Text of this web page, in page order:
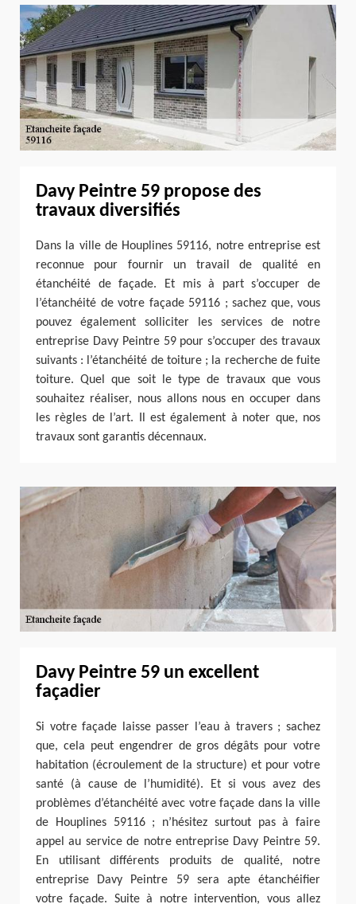
Davy Peintre 59 propose des
travaux diversifiés
Dans la ville de Houplines 59116, notre entreprise est
reconnue pour fournir un travail de qualité en
étanchéité de façade. Et mis à part s’occuper de
l’étanchéité de votre façade 59116 ; sachez que, vous
pouvez également solliciter les services de notre
entreprise Davy Peintre 59 pour s’occuper des travaux
suivants : l’étanchéité de toiture ; la recherche de fuite
toiture. Quel que soit le type de travaux que vous
souhaitez réaliser, nous allons nous en occuper dans
les règles de l’art. Il est également à noter que, nos
travaux sont garantis décennaux.
Davy Peintre 59 un excellent
façadier
Si votre façade laisse passer l’eau à travers ; sachez
que, cela peut engendrer de gros dégâts pour votre
habitation (écroulement de la structure) et pour votre
santé (à cause de l’humidité). Et si vous avez des
problèmes d’étanchéité avec votre façade dans la ville
de Houplines 59116 ; n’hésitez surtout pas à faire
appel au service de notre entreprise Davy Peintre 59.
En utilisant différents produits de qualité, notre
entreprise Davy Peintre 59 sera apte étanchéifier
votre façade. Suite à notre intervention, vous allez